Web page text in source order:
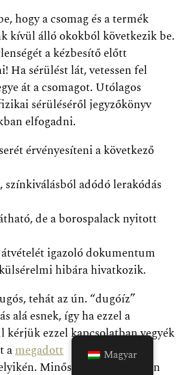
hogy a csomag és a termék
kívül álló okokból következik be.
a kézbesítő előtt
Ha sérülést lát, vetessen fel
át a csomagot. Utólagos
sérüléséről jegyzőkönyv
elfogadni.
érvényesíteni a következő
színkiválásból adódó lerakódás
de a borospalack nyitott
igazoló dokumentum
hibára hivatkozik.
tehát az ún. “dugóíz”
alá esnek, így ha ezzel a
kérjük ezzel kapcsolatban vegyék
amegadott
Minőségi kifogás esetén
Magyar